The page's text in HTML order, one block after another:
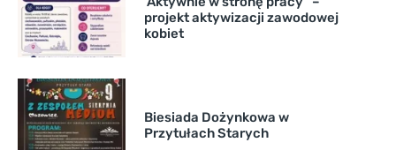
projekt aktywizacji zawodowej
kobiet
Biesiada Dożynkowa w
Przytułach Starych